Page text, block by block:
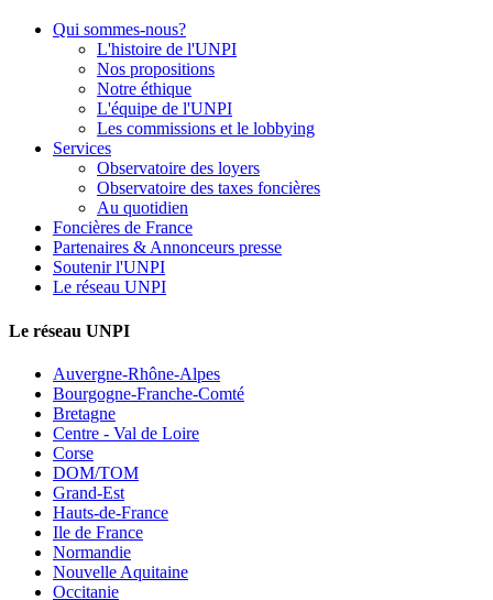
Qui sommes-nous?
L'histoire de l'UNPI
Nos propositions
Notre éthique
L'équipe de l'UNPI
Les commissions et le lobbying
Services
Observatoire des loyers
Observatoire des taxes foncières
Au quotidien
Foncières de France
Partenaires & Annonceurs presse
Soutenir l'UNPI
Le réseau UNPI
Le réseau UNPI
Auvergne-Rhône-Alpes
Bourgogne-Franche-Comté
Bretagne
Centre - Val de Loire
Corse
DOM/TOM
Grand-Est
Hauts-de-France
Ile de France
Normandie
Nouvelle Aquitaine
Occitanie